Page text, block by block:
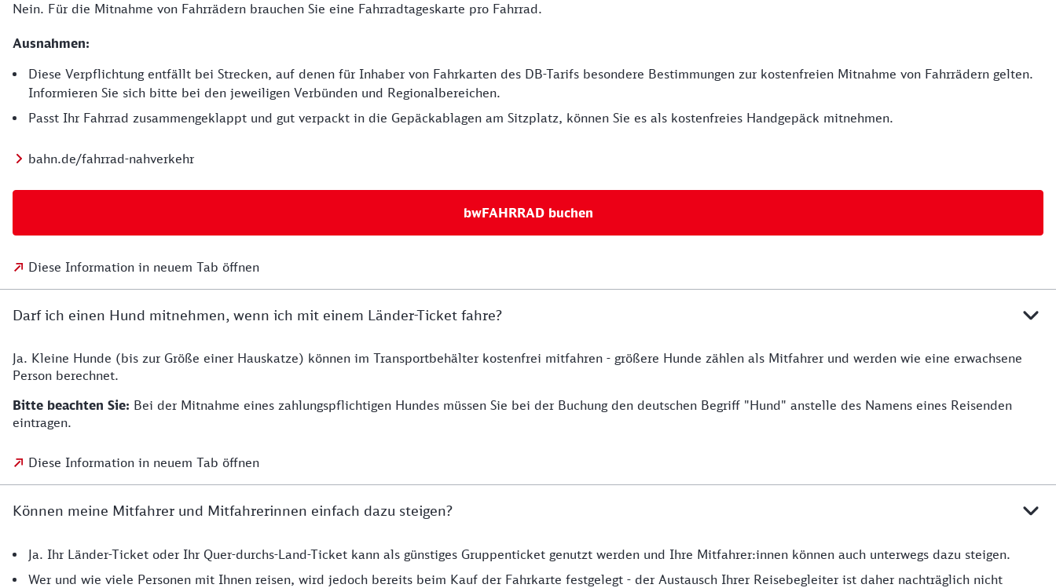
Nein. Für die Mitnahme von Fahrrädern brauchen Sie eine Fahrradtageskarte pro Fahrrad.
Ausnahmen:
Diese Verpflichtung entfällt bei Strecken, auf denen für Inhaber von Fahrkarten des DB-Tarifs besondere Bestimmungen zur kostenfreien Mitnahme von Fahrrädern gelten.
Informieren Sie sich bitte bei den jeweiligen Verbünden und Regionalbereichen.
Passt Ihr Fahrrad zusammengeklappt und gut verpackt in die Gepäckablagen am Sitzplatz, können Sie es als kostenfreies Handgepäck mitnehmen.
bahn.de/fahrrad-nahverkehr
bwFAHRRAD buchen
Diese Information in neuem Tab öffnen
Darf ich einen Hund mitnehmen, wenn ich mit einem Länder-Ticket fahre?
Ja. Kleine Hunde (bis zur Größe einer Hauskatze) können im Transportbehälter kostenfrei mitfahren - größere Hunde zählen als Mitfahrer und werden wie eine erwachsene
Person berechnet.
Bitte beachten Sie: Bei der Mitnahme eines zahlungspflichtigen Hundes müssen Sie bei der Buchung den deutschen Begriff "Hund" anstelle des Namens eines Reisenden
eintragen.
Diese Information in neuem Tab öffnen
Können meine Mitfahrer und Mitfahrerinnen einfach dazu steigen?
Ja. Ihr Länder-Ticket oder Ihr Quer-durchs-Land-Ticket kann als günstiges Gruppenticket genutzt werden und Ihre Mitfahrer:innen können auch unterwegs dazu steigen.
Wer und wie viele Personen mit Ihnen reisen, wird jedoch bereits beim Kauf der Fahrkarte festgelegt - der Austausch Ihrer Reisebegleiter ist daher nachträglich nicht